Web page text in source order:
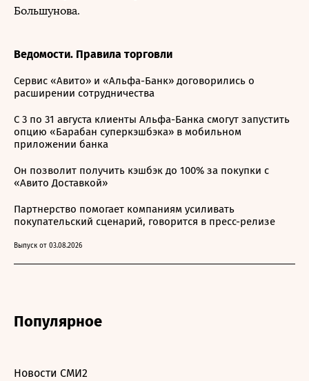
Большунова.
Ведомости. Правила торговли
Сервис «Авито» и «Альфа-Банк» договорились о
расширении сотрудничества
С 3 по 31 августа клиенты Альфа-Банка смогут запустить
опцию «Барабан суперкэшбэка» в мобильном
приложении банка
Он позволит получить кэшбэк до 100% за покупки с
«Авито Доставкой»
Партнерство помогает компаниям усиливать
покупательский сценарий, говорится в пресс-релизе
Выпуск от 03.08.2026
Популярное
Новости СМИ2